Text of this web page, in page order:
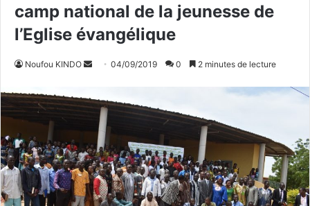
camp national de la jeunesse de
l’Eglise évangélique
Noufou KINDO
v
y
e
r
u
n
04/09/2019 0 2 minutes de lecture